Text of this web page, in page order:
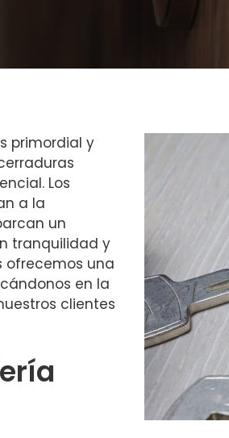
primordial y
Los
a la
un
tranquilidad y
ofrecemos una
en la
clientes